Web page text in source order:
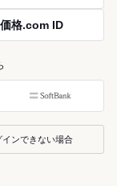
価格.com ID
インできない場合